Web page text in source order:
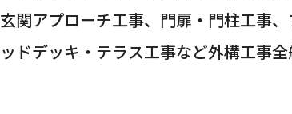
玄関アプローチ工事、門扉・門柱工事
ッドデッキ・テラス工事など外構工事全